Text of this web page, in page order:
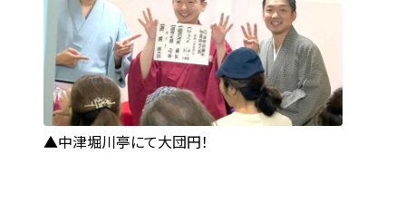
中津堀川亭にて大団円！